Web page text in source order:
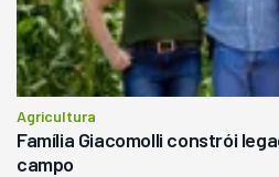
Agricultura
Família Giacomolli constrói
campo